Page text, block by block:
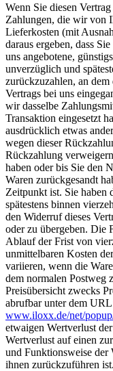
Wenn Sie diesen
Zahlungen, die wir von
Lieferkosten (mit
daraus ergeben, dass
uns angebotene,
unverzüglich und
zurückzuzahlen, an
Vertrags bei uns
wir dasselbe
Transaktion eingesetzt
ausdrücklich etwas
wegen dieser
Rückzahlung
haben oder bis Sie den
Waren zurückgesandt
Zeitpunkt ist. Sie haben
spätestens binnen
den Widerruf dieses
oder zu übergeben. Die
Ablauf der Frist von
unmittelbaren Kosten
variieren, wenn die
dem normalen Postweg
Preisübersicht zwecks
abrufbar unter dem
www.iloxx.de/net/
etwaigen Wertverlust
Wertverlust auf einen
und Funktionsweise
ihnen zurückzuführen ist.